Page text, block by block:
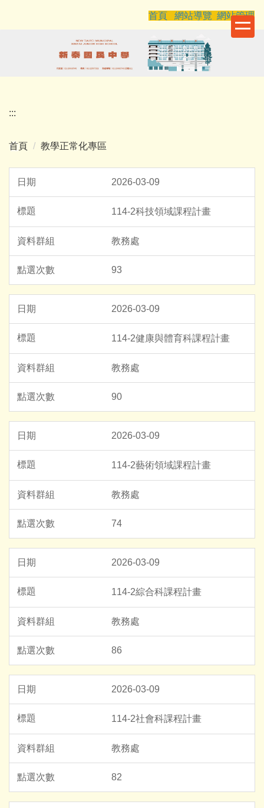
首頁 網站導覽 網站管理
:::
首頁 教學正常化專區
2026-03-09
114-2科技領域課程計畫
教務處
93
2026-03-09
114-2健康與體育科課程計畫
教務處
90
2026-03-09
114-2藝術領域課程計畫
教務處
74
2026-03-09
114-2綜合科課程計畫
教務處
86
2026-03-09
114-2社會科課程計畫
教務處
82